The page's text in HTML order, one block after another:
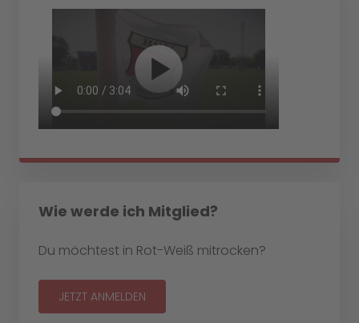
Wie werde ich Mitglied?
Du möchtest in Rot-Weiß mitrocken?
JETZT ANMELDEN